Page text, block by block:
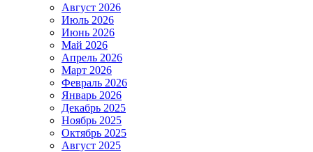
Август 2026
Июль 2026
Июнь 2026
Май 2026
Апрель 2026
Март 2026
Февраль 2026
Январь 2026
Декабрь 2025
Ноябрь 2025
Октябрь 2025
Август 2025